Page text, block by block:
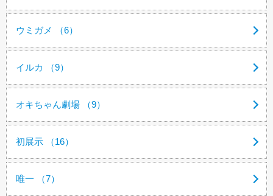
ウミガメ （6）
イルカ （9）
オキちゃん劇場 （9）
初展示 （16）
唯一 （7）